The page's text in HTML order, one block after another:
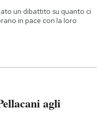
un dibattito su quanto ci
in pace con la loro
agli